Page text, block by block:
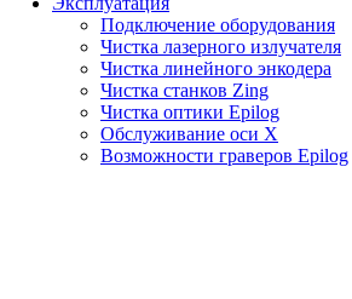
Подключение оборудования
Чистка лазерного излучателя
Чистка линейного энкодера
Чистка станков Zing
Чистка оптики Epilog
Обслуживание оси X
Возможности граверов Epilog